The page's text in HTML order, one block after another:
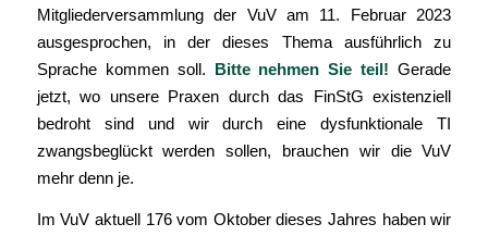
Mitgliederversammlung der VuV am 11. Februar 2023
ausgesprochen, in der dieses Thema ausführlich zu
Sprache kommen soll. Bitte nehmen Sie teil! Gerade
jetzt, wo unsere Praxen durch das FinStG existenziell
bedroht sind und wir durch eine dysfunktionale TI
zwangsbeglückt werden sollen, brauchen wir die VuV
mehr denn je.
Im VuV aktuell 176 vom Oktober dieses Jahres haben wir